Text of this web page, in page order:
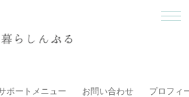
ポートメニュー お問い合わせ プロフィ